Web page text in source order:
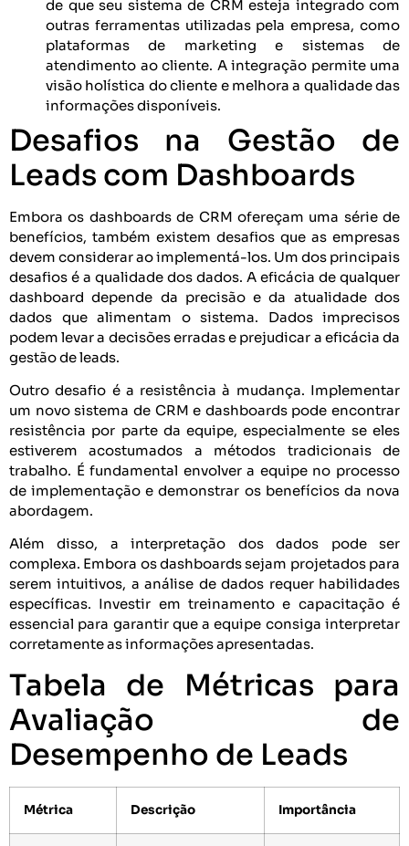
de que seu sistema de CRM esteja integrado com
outras ferramentas utilizadas pela empresa, como
plataformas de marketing e sistemas de
atendimento ao cliente. A integração permite uma
visão holística do cliente e melhora a qualidade das
informações disponíveis.
Desafios na Gestão de
Leads com Dashboards
Embora os dashboards de CRM ofereçam uma série de
benefícios, também existem desafios que as empresas
devem considerar ao implementá-los. Um dos principais
desafios é a qualidade dos dados. A eficácia de qualquer
dashboard depende da precisão e da atualidade dos
dados que alimentam o sistema. Dados imprecisos
podem levar a decisões erradas e prejudicar a eficácia da
gestão de leads.
Outro desafio é a resistência à mudança. Implementar
um novo sistema de CRM e dashboards pode encontrar
resistência por parte da equipe, especialmente se eles
estiverem acostumados a métodos tradicionais de
trabalho. É fundamental envolver a equipe no processo
de implementação e demonstrar os benefícios da nova
abordagem.
Além disso, a interpretação dos dados pode ser
complexa. Embora os dashboards sejam projetados para
serem intuitivos, a análise de dados requer habilidades
específicas. Investir em treinamento e capacitação é
essencial para garantir que a equipe consiga interpretar
corretamente as informações apresentadas.
Tabela de Métricas para
Avaliação de
Desempenho de Leads
Métrica Descrição Importância